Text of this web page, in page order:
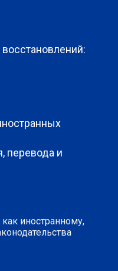
перевода и
иностранному,